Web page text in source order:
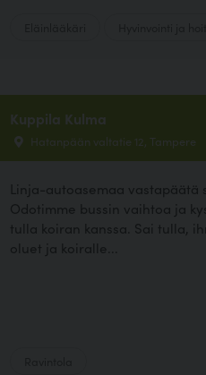
Kuppila Kulma
Hatanpään valtatie 12, Tampere
Linja-autoasemaa vastapäätä
Odotimme bussin vaihtoa ja
tulla koiran kanssa. Sai tulla,
oluet ja koiralle...